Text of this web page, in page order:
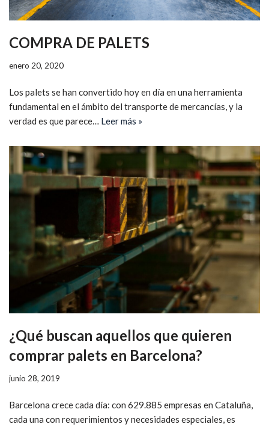
COMPRA DE PALETS
enero 20, 2020
Los palets se han convertido hoy en día en una herramienta
fundamental en el ámbito del transporte de mercancías, y la
verdad es que parece… Leer más »
¿Qué buscan aquellos que quieren
comprar palets en Barcelona?
junio 28, 2019
Barcelona crece cada día: con 629.885 empresas en Cataluña,
cada una con requerimientos y necesidades especiales, es